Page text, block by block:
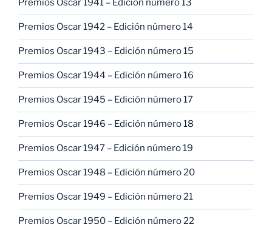
Premios Oscar 1941 – Edición número 13
Premios Oscar 1942 – Edición número 14
Premios Oscar 1943 – Edición número 15
Premios Oscar 1944 – Edición número 16
Premios Oscar 1945 – Edición número 17
Premios Oscar 1946 – Edición número 18
Premios Oscar 1947 – Edición número 19
Premios Oscar 1948 – Edición número 20
Premios Oscar 1949 – Edición número 21
Premios Oscar 1950 – Edición número 22